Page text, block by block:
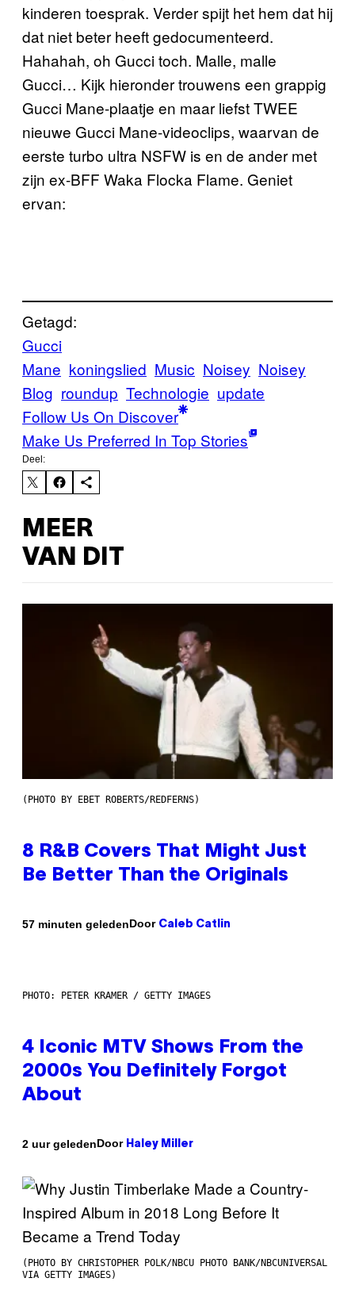
kinderen toesprak. Verder spijt het hem dat hij
dat niet beter heeft gedocumenteerd.
Hahahah, oh Gucci toch. Malle, malle
Gucci… Kijk hieronder trouwens een grappig
Gucci Mane-plaatje en maar liefst TWEE
nieuwe Gucci Mane-videoclips, waarvan de
eerste turbo ultra NSFW is en de ander met
zijn ex-BFF Waka Flocka Flame. Geniet
ervan:
Getagd:
Gucci
Mane koningslied Music Noisey Noisey
Blog roundup Technologie update
Follow Us On Discover
Make Us Preferred In Top Stories
Deel:
MEER
VAN DIT
(PHOTO BY EBET ROBERTS/REDFERNS)
8 R&B Covers That Might Just
Be Better Than the Originals
57 minuten geledenDoor Caleb Catlin
PHOTO: PETER KRAMER / GETTY IMAGES
4 Iconic MTV Shows From the
2000s You Definitely Forgot
About
2 uur geledenDoor Haley Miller
(PHOTO BY CHRISTOPHER POLK/NBCU PHOTO BANK/NBCUNIVERSAL
VIA GETTY IMAGES)